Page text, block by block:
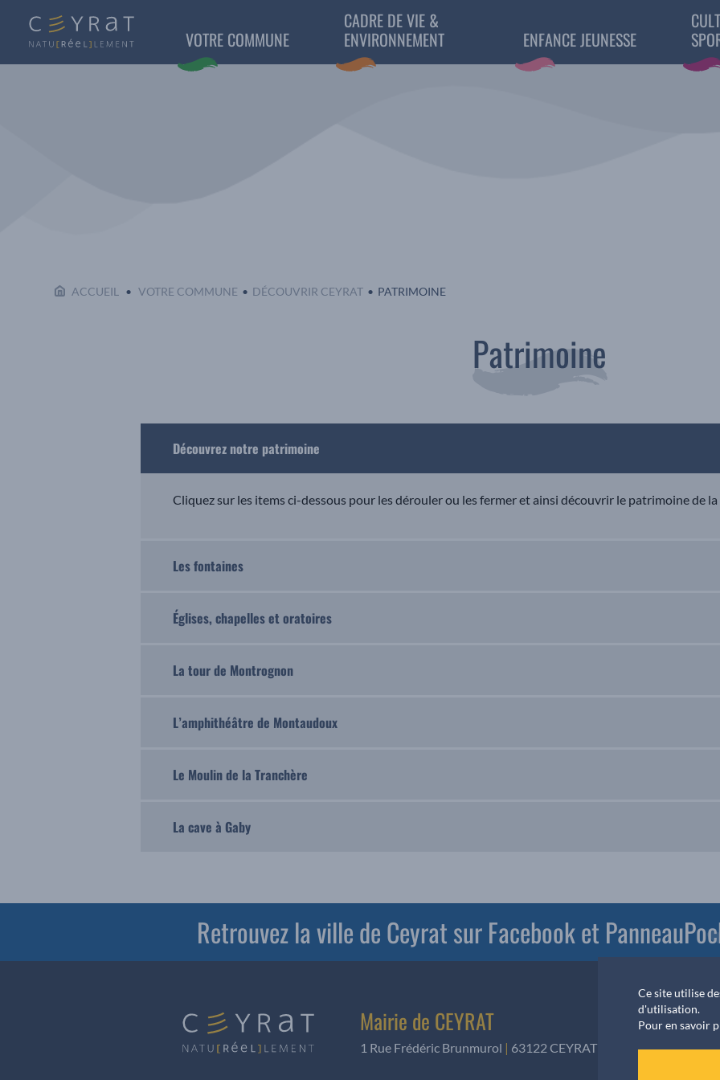
VOTRE COMMUNE
CADRE DE VIE &
ENVIRONNEMENT
ENFANCE JEUNESSE
ACCUEIL VOTRE COMMUNE DÉCOUVRIR CEYRAT EN COURS :
PATRIMOINE
Patrimoine
Découvrez notre patrimoine
Cliquez sur les items ci-dessous pour les dérouler ou les fermer et ainsi découvrir le patrimoine de la
Les fontaines
Églises, chapelles et oratoires
La tour de Montrognon
L’amphithéâtre de Montaudoux
Le Moulin de la Tranchère
La cave à Gaby
Retrouvez la ville de Ceyrat sur Facebook et
Mairie de CEYRAT
1 Rue Frédéric Brunmurol | 63122 CEYRAT Téléphone:04 73
Ce site utilise
d'utilisation.
Pour en savoir